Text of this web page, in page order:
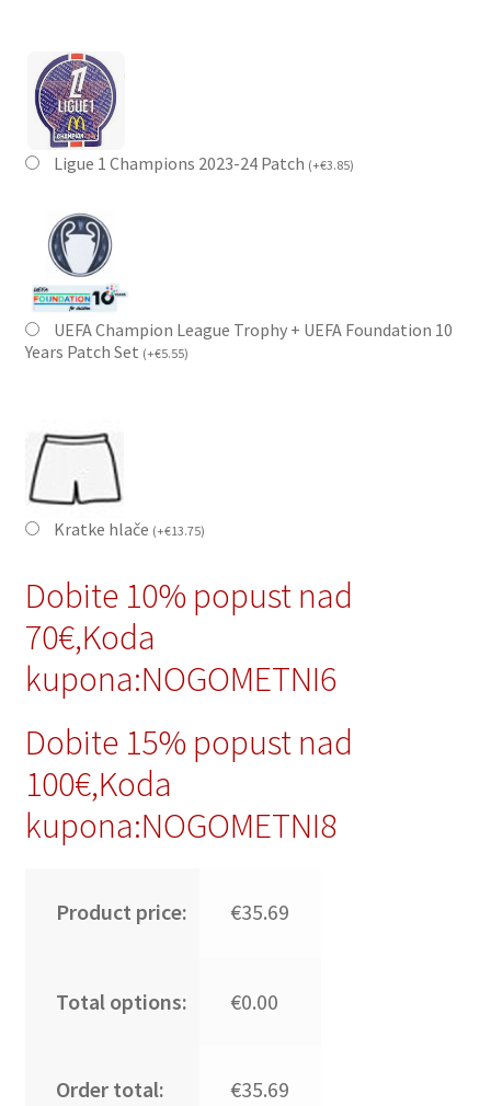
Ligue 1 Champions 2023-24 Patch (+€3.85)
UEFA Champion League Trophy + UEFA Foundation 10
Years Patch Set (+€5.55)
Kratke hlače (+€13.75)
Dobite 10% popust nad
70€,Koda
kupona:NOGOMETNI6
Dobite 15% popust nad
100€,Koda
kupona:NOGOMETNI8
Product price: €35.69
Total options: €0.00
Order total: €35.69